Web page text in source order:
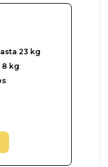
23 kg:
8 kg:
: